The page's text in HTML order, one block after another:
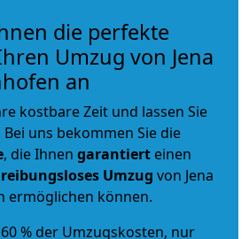
die perfekte
Umzug von Jena
an
kostbare Zeit und lassen Sie
uns bekommen Sie die
, die Ihnen garantiert einen
reibungsloses Umzug von Jena
ermöglichen können.
% der Umzugskosten, nur